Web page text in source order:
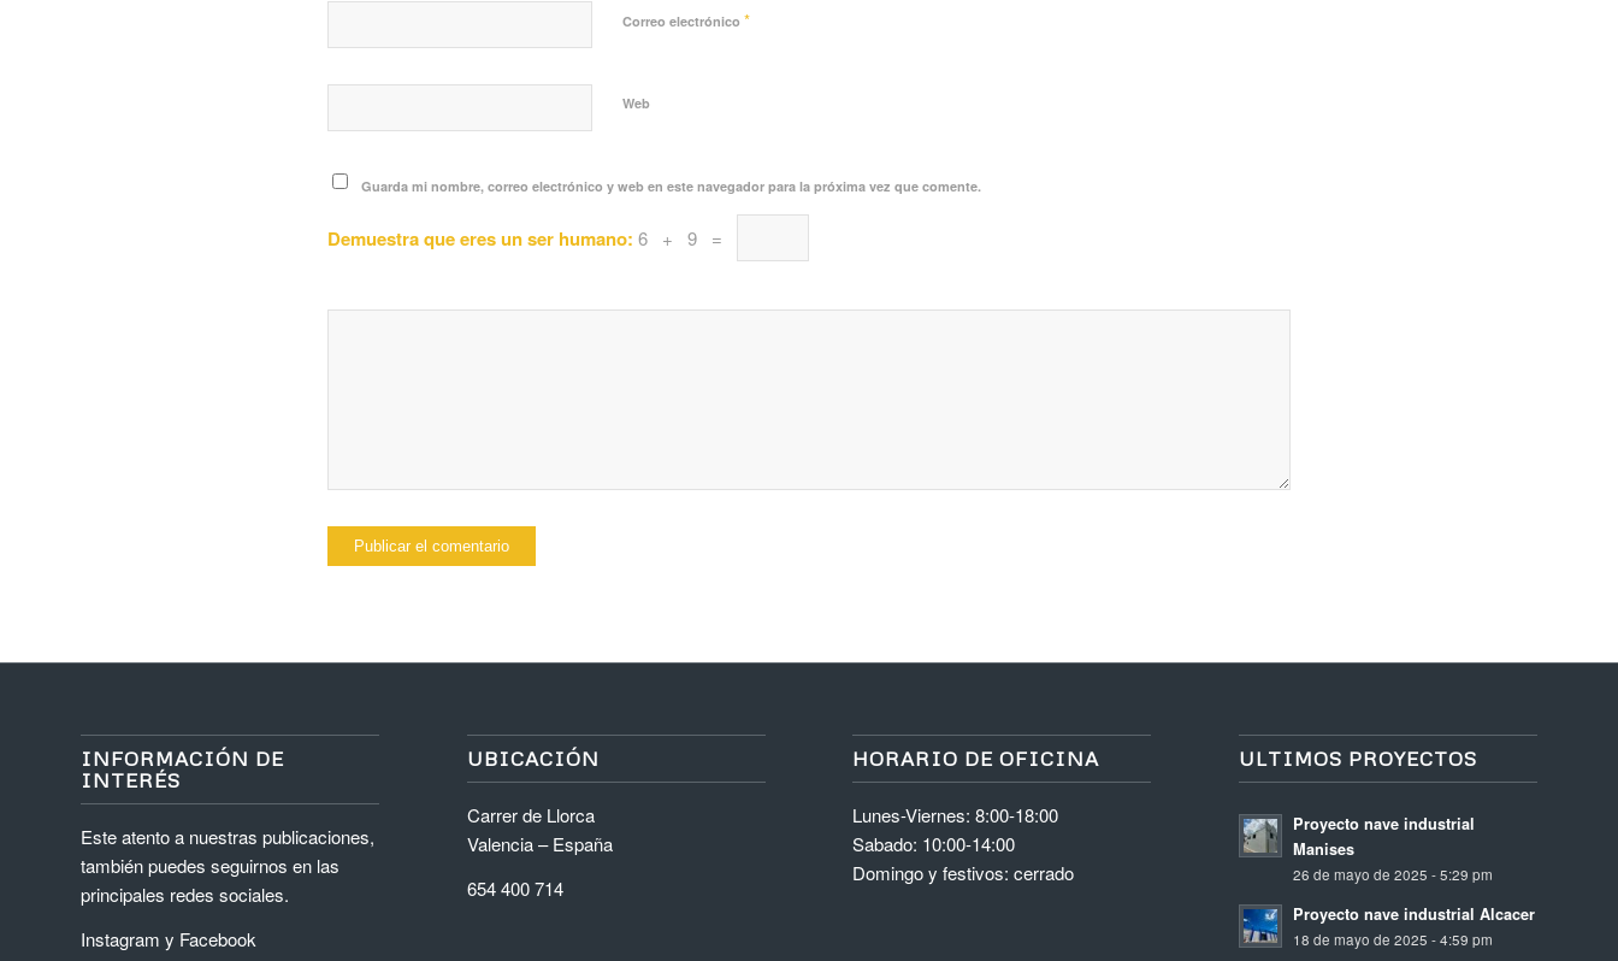
Correo electrónico *
Web
Guarda mi nombre, correo electrónico y web en este navegador para la próxima vez que comente.
Demuestra que eres un ser humano: 6 + 9 =
INFORMACIÓN DE
INTERÉS
Este atento a nuestras publicaciones,
también puedes seguirnos en las
principales redes sociales.
Instagram y Facebook
UBICACIÓN
Carrer de Llorca
Valencia – España
654 400 714
HORARIO DE OFICINA
Lunes-Viernes: 8:00-18:00
Sabado: 10:00-14:00
Domingo y festivos: cerrado
ULTIMOS PROYECTOS
Proyecto nave industrial
Manises
26 de mayo de 2025 - 5:29 pm
Proyecto nave industrial Alcacer
18 de mayo de 2025 - 4:59 pm